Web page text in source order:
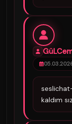
kaldım